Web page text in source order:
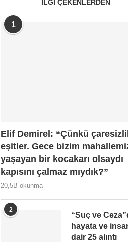
İLGI ÇEKENLERDEN
1
Elif Demirel: “Çünkü
eşitler. Gece bizim
yaşayan bir kocakarı olsaydı
kapısını çalmaz mıydık?”
20,5B okunma
2
“Suç ve
hayata ve
dair 25 alıntı